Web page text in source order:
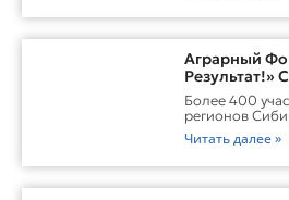
Аграрный
Результат!»
Всей Сибири
Более 400
регионов
Читать далее »